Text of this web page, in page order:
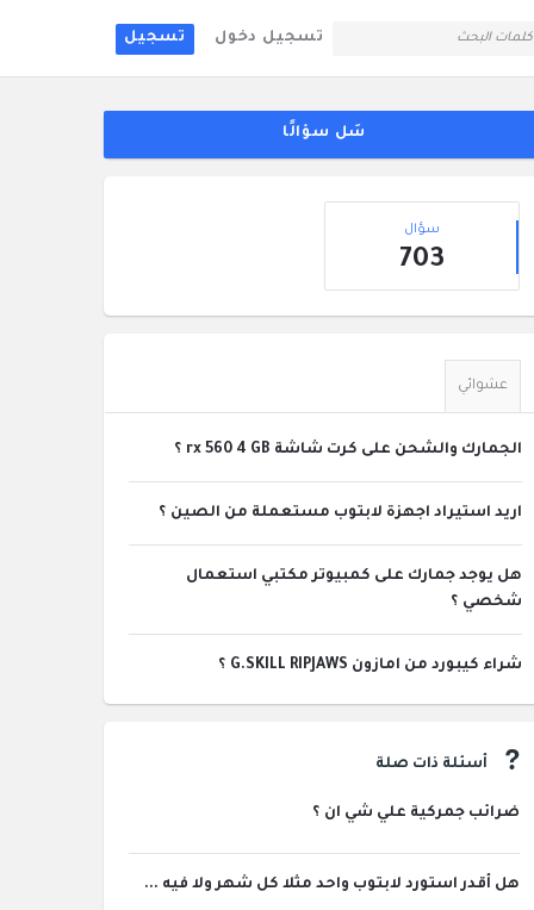
تسجيل دخول تسجيل
سَل سؤالًا
إحصائيات
سؤال
703
عشوائي
الجمارك والشحن على كرت شاشة rx 560 4 GB ؟
اريد استيراد اجهزة لابتوب مستعملة من الصين ؟
هل يوجد جمارك على كمبيوتر مكتبي استعمال
شخصي ؟
شراء كيبورد من امازون G.SKILL RIPJAWS ؟
أسئلة ذات صلة
ضرائب جمركية علي شي ان ؟
هل أقدر استورد لابتوب واحد مثلا كل شهر ولا فيه ...